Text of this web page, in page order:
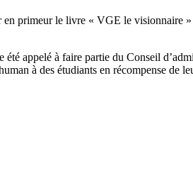
en primeur le livre « VGE le visionnaire
appelé à faire partie du Conseil
à des étudiants en récompense de